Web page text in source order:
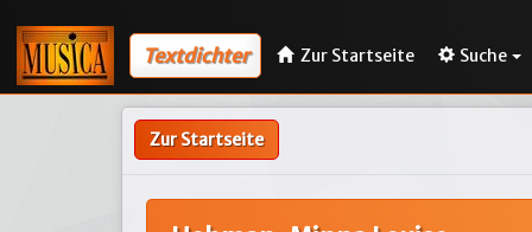
Textdichter Zur Startseite Suche
Zur Startseite